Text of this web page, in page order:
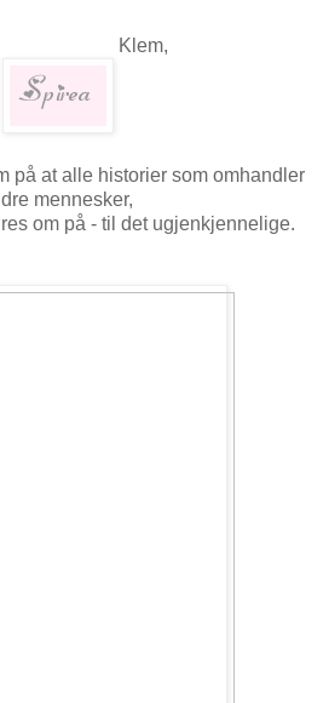
på at alle historier som omhandler
mennesker,
om på - til det ugjenkjennelige.